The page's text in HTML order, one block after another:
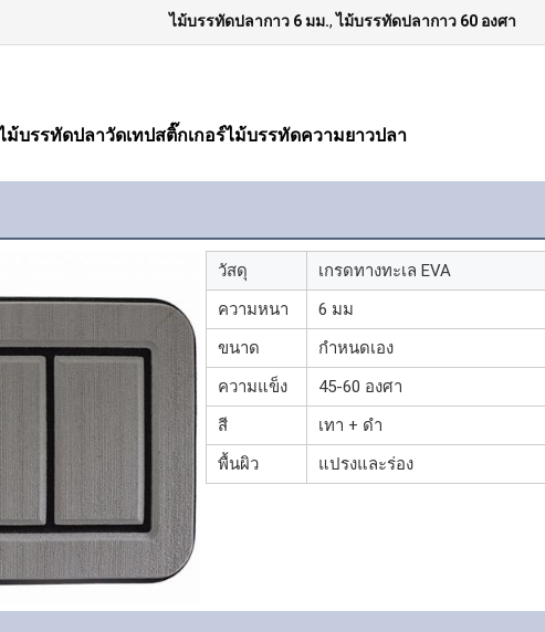
ไม้บรรทัดปลากาว 6 มม.,ไม้บรรทัดปลากาว 60 องศา
ม้บรรทัดปลาวัดเทปสติ๊กเกอร์ไม้บรรทัดความยาวปลา
วัสดุ
เกรดทางทะเล EVA
ความหนา
6 มม
ขนาด
กำหนดเอง
ความแข็ง
45-60 องศา
สี
เทา + ดำ
พื้นผิว
แปรงและร่อง